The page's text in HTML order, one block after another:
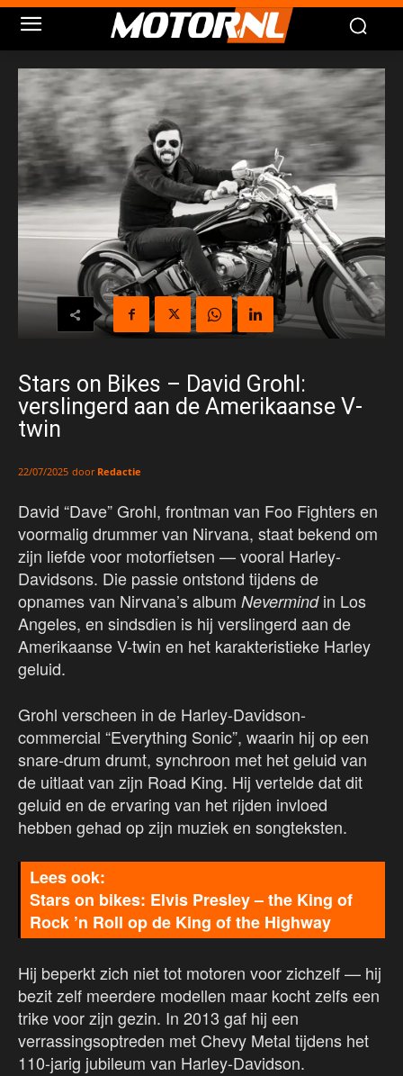
Stars on Bikes – David Grohl:
verslingerd aan de Amerikaanse V-
twin
22/07/2025 door Redactie
David “Dave” Grohl, frontman van Foo Fighters en
voormalig drummer van Nirvana, staat bekend om
zijn liefde voor motorfietsen — vooral Harley-
Davidsons. Die passie ontstond tijdens de
opnames van Nirvana’s album Nevermindin Los
Angeles, en sindsdien is hij verslingerd aan de
Amerikaanse V-twin en het karakteristieke Harley
geluid.
Grohl verscheen in de Harley-Davidson-
commercial “Everything Sonic”, waarin hij op een
snare-drum drumt, synchroon met het geluid van
de uitlaat van zijn Road King. Hij vertelde dat dit
geluid en de ervaring van het rijden invloed
hebben gehad op zijn muziek en songteksten.
Stars on bikes: Elvis Presley – the King of
Rock ’n Roll op de King of the Highway
Hij beperkt zich niet tot motoren voor zichzelf — hij
bezit zelf meerdere modellen maar kocht zelfs een
trike voor zijn gezin. In 2013 gaf hij een
verrassingsoptreden met Chevy Metal tijdens het
110-jarig jubileum van Harley-Davidson.